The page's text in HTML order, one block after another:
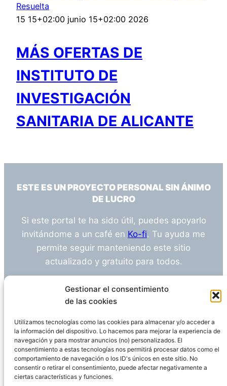
Gestionar el consentimiento
de las cookies
Utilizamos tecnologías como las cookies para almacenar y/o acceder a
la información del dispositivo. Lo hacemos para mejorar la experiencia de
navegación y para mostrar anuncios (no) personalizados. El
consentimiento a estas tecnologías nos permitirá procesar datos como el
comportamiento de navegación o los ID's únicos en este sitio. No
consentir o retirar el consentimiento, puede afectar negativamente a
ciertas características y funciones.
Resuelta
15 15+02:00 junio 15+02:00 2026
MÁS OFERTAS DE
INSTITUTO DE
INVESTIGACIÓN
SANITARIA DE ALICANTE
ESTE ES UN PROYECTO PERSONAL SIN ÁNIMO
DE LUCRO
Si este portal te ha sido útil, puedes apoyarlo
invitándome a un café en Ko-fi. Tu ayuda me
permite seguir manteniendo este sitio
actualizado y gratuito para todos.
¿Tienes alguna duda o sugerencia? Escríbeme
info@empleosanitarioinvestigacion.es
Descargo de Responsabilidad
Declaración de Privacidad Política de cookies